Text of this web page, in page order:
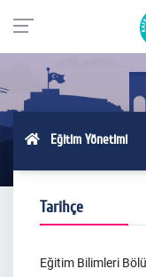
Eğitim Yönetimi
Tarihçe
Eğitim Bilimleri